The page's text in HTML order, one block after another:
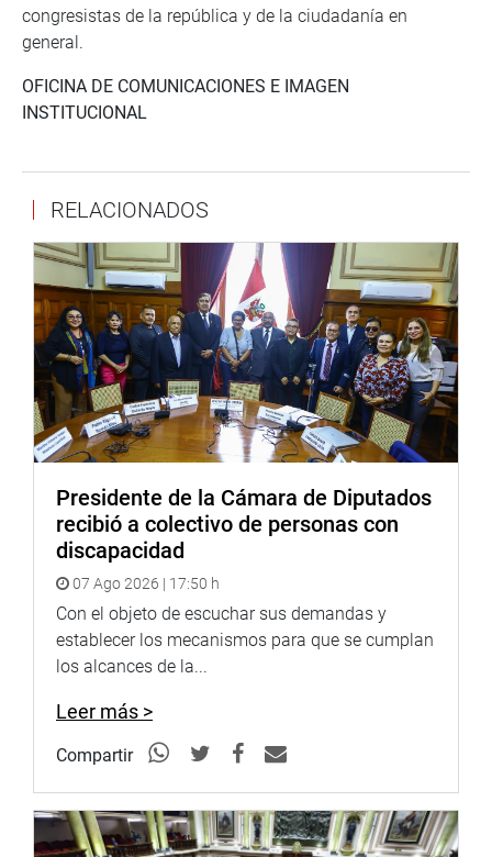
congresistas de la república y de la ciudadanía en
general.
OFICINA DE COMUNICACIONES E IMAGEN
INSTITUCIONAL
RELACIONADOS
Presidente de la Cámara de Diputados
recibió a colectivo de personas con
discapacidad
07 Ago 2026 | 17:50 h
Con el objeto de escuchar sus demandas y
establecer los mecanismos para que se cumplan
los alcances de la...
Leer más >
Compartir